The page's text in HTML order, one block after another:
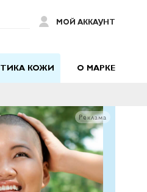
МОЙ АККАУНТ
КОЖИ О МАРКЕ
Реклама